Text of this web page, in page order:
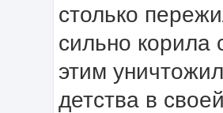
столько
сильно корила
этим
детства в